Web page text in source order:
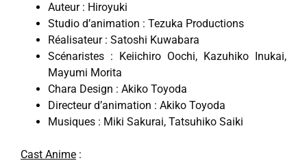
Auteur : Hiroyuki
Studio d’animation : Tezuka Productions
Réalisateur : Satoshi Kuwabara
Scénaristes : Keiichiro Oochi, Kazuhiko Inukai,
Mayumi Morita
Chara Design : Akiko Toyoda
Directeur d’animation : Akiko Toyoda
Musiques : Miki Sakurai, Tatsuhiko Saiki
Cast Anime :